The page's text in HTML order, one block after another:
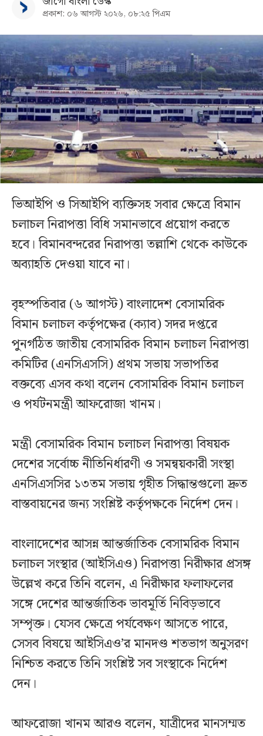
প্রকাশ: ০৬ আগস্ট ২০২৬, ০৮:২৫ পিএম
ভিআইপি ও সিআইপি ব্যক্তিসহ সবার ক্ষেত্রে বিমান
চলাচল নিরাপত্তা বিধি সমানভাবে প্রয়োগ করতে
হবে। বিমানবন্দরের নিরাপত্তা তল্লাশি থেকে কাউকে
অব্যাহতি দেওয়া যাবে না।
বৃহস্পতিবার (৬ আগস্ট) বাংলাদেশ বেসামরিক
বিমান চলাচল কর্তৃপক্ষের (ক্যাব) সদর দপ্তরে
পুনর্গঠিত জাতীয় বেসামরিক বিমান চলাচল নিরাপত্তা
কমিটির (এনসিএসসি) প্রথম সভায় সভাপতির
বক্তব্যে এসব কথা বলেন বেসামরিক বিমান চলাচল
ও পর্যটনমন্ত্রী আফরোজা খানম।
মন্ত্রী বেসামরিক বিমান চলাচল নিরাপত্তা বিষয়ক
দেশের সর্বোচ্চ নীতিনির্ধারণী ও সমন্বয়কারী সংস্থা
এনসিএসসির ১৩তম সভায় গৃহীত সিদ্ধান্তগুলো দ্রুত
বাস্তবায়নের জন্য সংশ্লিষ্ট কর্তৃপক্ষকে নির্দেশ দেন।
বাংলাদেশের আসন্ন আন্তর্জাতিক বেসামরিক বিমান
চলাচল সংস্থার (আইসিএও) নিরাপত্তা নিরীক্ষার প্রসঙ্গ
উল্লেখ করে তিনি বলেন, এ নিরীক্ষার ফলাফলের
সঙ্গে দেশের আন্তর্জাতিক ভাবমূর্তি নিবিড়ভাবে
সম্পৃক্ত। যেসব ক্ষেত্রে পর্যবেক্ষণ আসতে পারে,
সেসব বিষয়ে আইসিএও’র মানদণ্ড শতভাগ অনুসরণ
নিশ্চিত করতে তিনি সংশ্লিষ্ট সব সংস্থাকে নির্দেশ
দেন।
আফরোজা খানম আরও বলেন, যাত্রীদের মানসম্মত